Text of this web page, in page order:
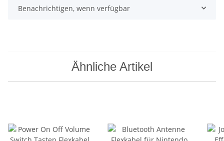
Benachrichtigen, wenn verfügbar
Ähnliche Artikel